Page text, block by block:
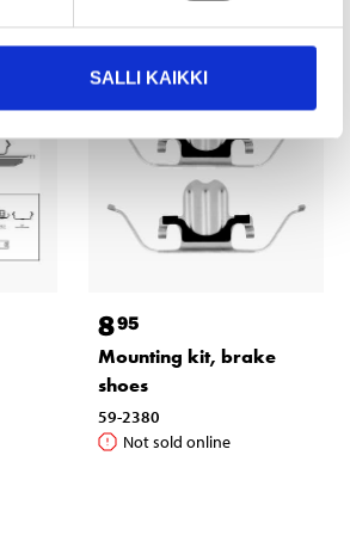
SALLI KAIKKI
895
Mounting kit, brake
shoes
59-2380
Not sold online